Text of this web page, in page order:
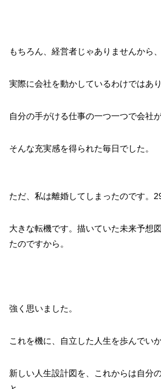
もちろん、経営者じゃありませんから、
実際に会社を動かしているわけではあり
自分の手がける仕事の一つ一つで会社
そんな充実感を得られた毎日でした。
ただ、私は離婚してしまったのです。
大きな転機です。描いていた未来予想
たのですから。
強く思いました。
これを機に、自立した人生を歩んでい
新しい人生設計図を、これからは自分